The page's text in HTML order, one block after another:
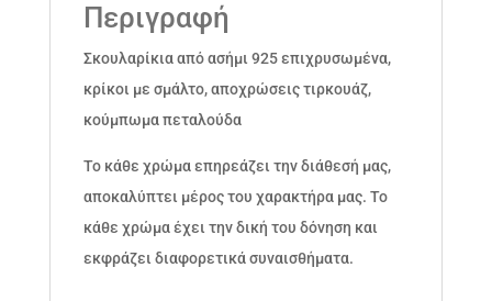
Περιγραφή
Σκουλαρίκια από ασήμι 925 επιχρυσωμένα,
κρίκοι με σμάλτο, αποχρώσεις τιρκουάζ,
κούμπωμα πεταλούδα
Το κάθε χρώμα επηρεάζει την διάθεσή μας,
αποκαλύπτει μέρος του χαρακτήρα μας. Το
κάθε χρώμα έχει την δική του δόνηση και
εκφράζει διαφορετικά συναισθήματα.